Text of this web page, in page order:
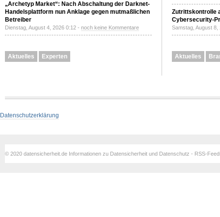
„Archetyp Market“: Nach Abschaltung der Darknet-
Handelsplattform nun Anklage gegen mutmaßlichen
Betreiber
Dienstag, August 4, 2026 0:12 - noch keine Kommentare
Aktuelles Experten
Zutrittskontrolle
Cybersecurity-
Samstag, August
Aktuelles
Datenschutzerklärung
© 2020 datensicherheit.de Informationen zu Datensicherheit und Datenschutz - RSS-